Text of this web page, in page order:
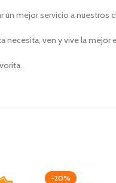
un mejor servicio a nuestros
ven y vive la mejor
-20%